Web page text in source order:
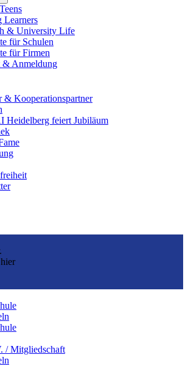
submenu
Learners
& University Life
für Schulen
für Firmen
& Anmeldung
& Kooperationspartner
Heidelberg feiert Jubiläum
/ Mitgliedschaft